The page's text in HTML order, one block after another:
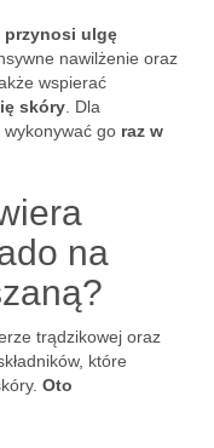
przynosi ulgę
nawilżenie oraz
wspierać
skóry . Dla
go raz w
na
trądzikowej oraz
które
Oto